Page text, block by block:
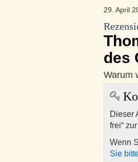
29. April
des
Warum
Dieser
frei“
Wenn
Sie